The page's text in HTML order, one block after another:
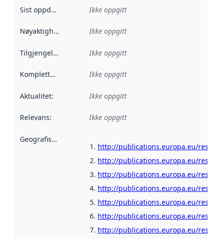
Sist oppdatert Ikke oppgitt
Nøyaktighet Ikke oppgitt
Tilgjengelighet Ikke oppgitt
Kompletthet Ikke oppgitt
Aktualitet: Ikke oppgitt
Relevans: Ikke oppgitt
Geografisk avgrensning
http://publications.europa.eu/
http://publications.europa.eu/
http://publications.europa.eu/
http://publications.europa.eu/
http://publications.europa.eu/
http://publications.europa.eu/
http://publications.europa.eu/